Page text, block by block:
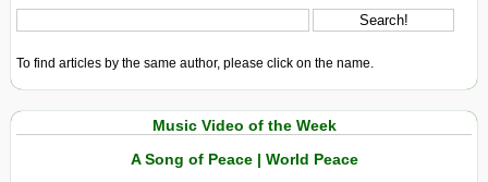
To find articles by the same author, please click on the name.
Music Video of the Week
A Song of Peace | World Peace